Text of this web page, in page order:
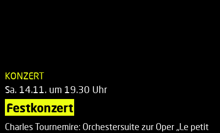
KONZERT
Sa. 14.11. um 19.30 Uhr
Festkonzert
Charles Tournemire: Orchestersuite zur Oper „Le petit